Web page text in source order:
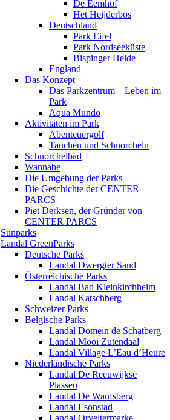
De Eemhof
Het Heijderbos
Deutschland
Park Eifel
Park Nordseeküste
Bispinger Heide
England
Das Konzept
Das Parkzentrum – Leben im
Park
Aqua Mundo
Aktivitäten im Park
Abenteuergolf
Tauchen und Schnorcheln
Schnorchelbad
Wannabe
Die Umgebung der Parks
Die Geschichte der CENTER
PARCS
Piet Derksen, der Gründer von
CENTER PARCS
Sunparks
Landal GreenParks
Deutsche Parks
Landal Dwergter Sand
Österreichische Parks
Landal Bad Kleinkirchheim
Landal Katschberg
Schweizer Parks
Belgische Parks
Landal Domein de Schatberg
Landal Mooi Zutendaal
Landal Village L’Eau d’Heure
Niederländische Parks
Landal De Reeuwijkse
Plassen
Landal De Waufsberg
Landal Esonstad
Landal Orveltermarke